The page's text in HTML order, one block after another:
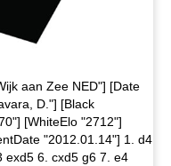
aan Zee NED"] [Date
D."] [Black
[WhiteElo "2712"]
"2012.01.14"] 1. d4
exd5 6. cxd5 g6 7. e4